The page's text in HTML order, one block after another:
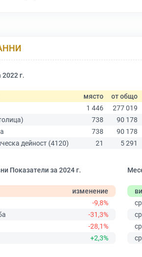
г.
място от общо
1 446 277 019
738 90 178
738 90 178
дейност (4120)
21 5 291
Показатели за 2024 г.
изменение
-9,8%
-31,3%
-28,1%
+2,3%